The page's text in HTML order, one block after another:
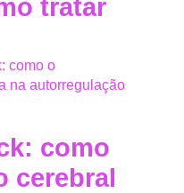
tratar
como
cerebral